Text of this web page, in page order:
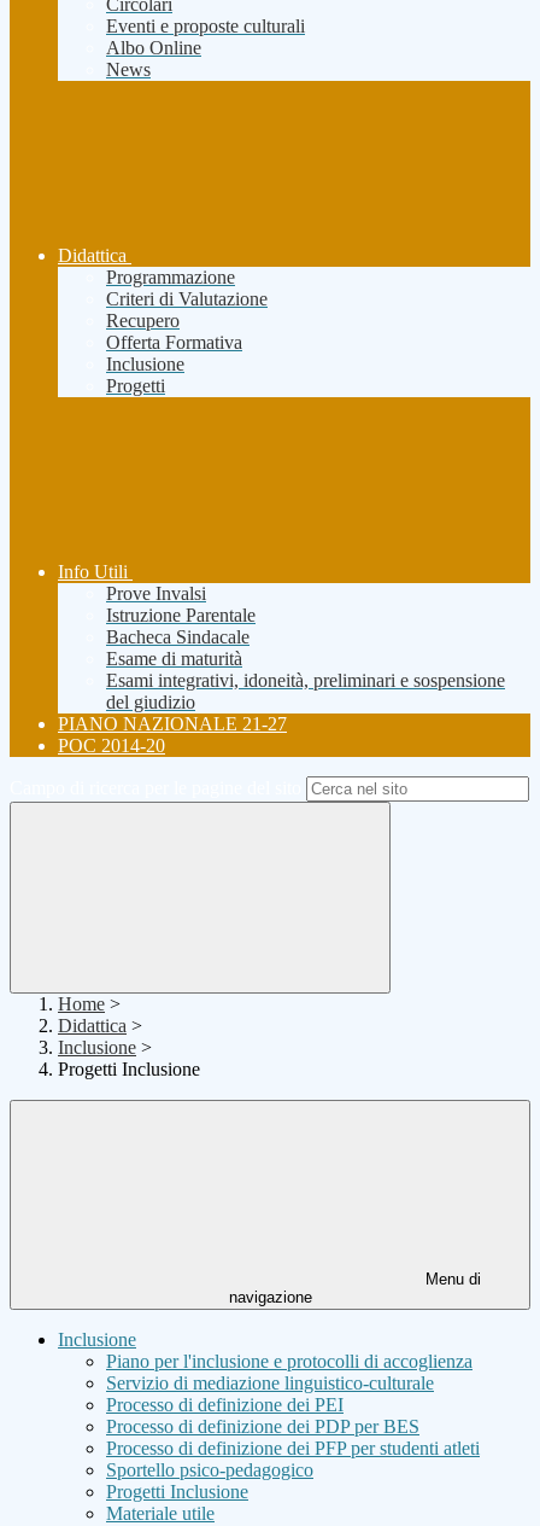
Circolari
Eventi e proposte culturali
Albo Online
News
Didattica
Programmazione
Criteri di Valutazione
Recupero
Offerta Formativa
Inclusione
Progetti
Info Utili
Prove Invalsi
Istruzione Parentale
Bacheca Sindacale
Esame di maturità
Esami integrativi, idoneità, preliminari e sospensione
del giudizio
PIANO NAZIONALE 21-27
POC 2014-20
Home >
Didattica >
Inclusione >
Progetti Inclusione
Menu di
navigazione
Inclusione
Piano per l'inclusione e protocolli di accoglienza
Servizio di mediazione linguistico-culturale
Processo di definizione dei PEI
Processo di definizione dei PDP per BES
Processo di definizione dei PFP per studenti atleti
Sportello psico-pedagogico
Progetti Inclusione
Materiale utile